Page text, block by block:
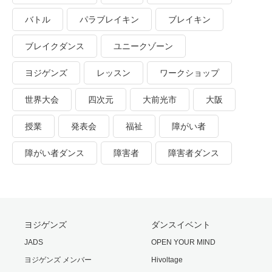
バトル パラブレイキン ブレイキン
ブレイクダンス ユニークゾーン
ヨジゲンズ レッスン ワークショップ
世界大会 四次元 大前光市 大阪
授業 発表会 福祉 障がい者
障がい者ダンス 障害者 障害者ダンス
ヨジゲンズ
JADS
ヨジゲンズ メンバー
ダンスイベント
OPEN YOUR MIND
Hivoltage